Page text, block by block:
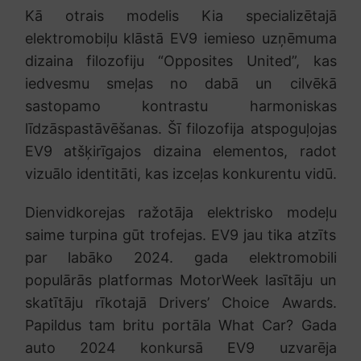
Kā otrais modelis Kia specializētajā
elektromobiļu klāstā EV9 iemieso uzņēmuma
dizaina filozofiju “Opposites United”, kas
iedvesmu smeļas no dabā un cilvēkā
sastopamo kontrastu harmoniskas
līdzāspastāvēšanas. Šī filozofija atspoguļojas
EV9 atšķirīgajos dizaina elementos, radot
vizuālo identitāti, kas izceļas konkurentu vidū.
Dienvidkorejas ražotāja elektrisko modeļu
saime turpina gūt trofejas. EV9 jau tika atzīts
par labāko 2024. gada elektromobili
populārās platformas MotorWeek lasītāju un
skatītāju rīkotajā Drivers’ Choice Awards.
Papildus tam britu portāla What Car? Gada
auto 2024 konkursā EV9 uzvarēja